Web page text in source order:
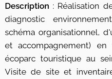
Description : Réalisation
diagnostic
schéma organisationnel,
et accompagnement)
écoparc touristique au
Visite de site et